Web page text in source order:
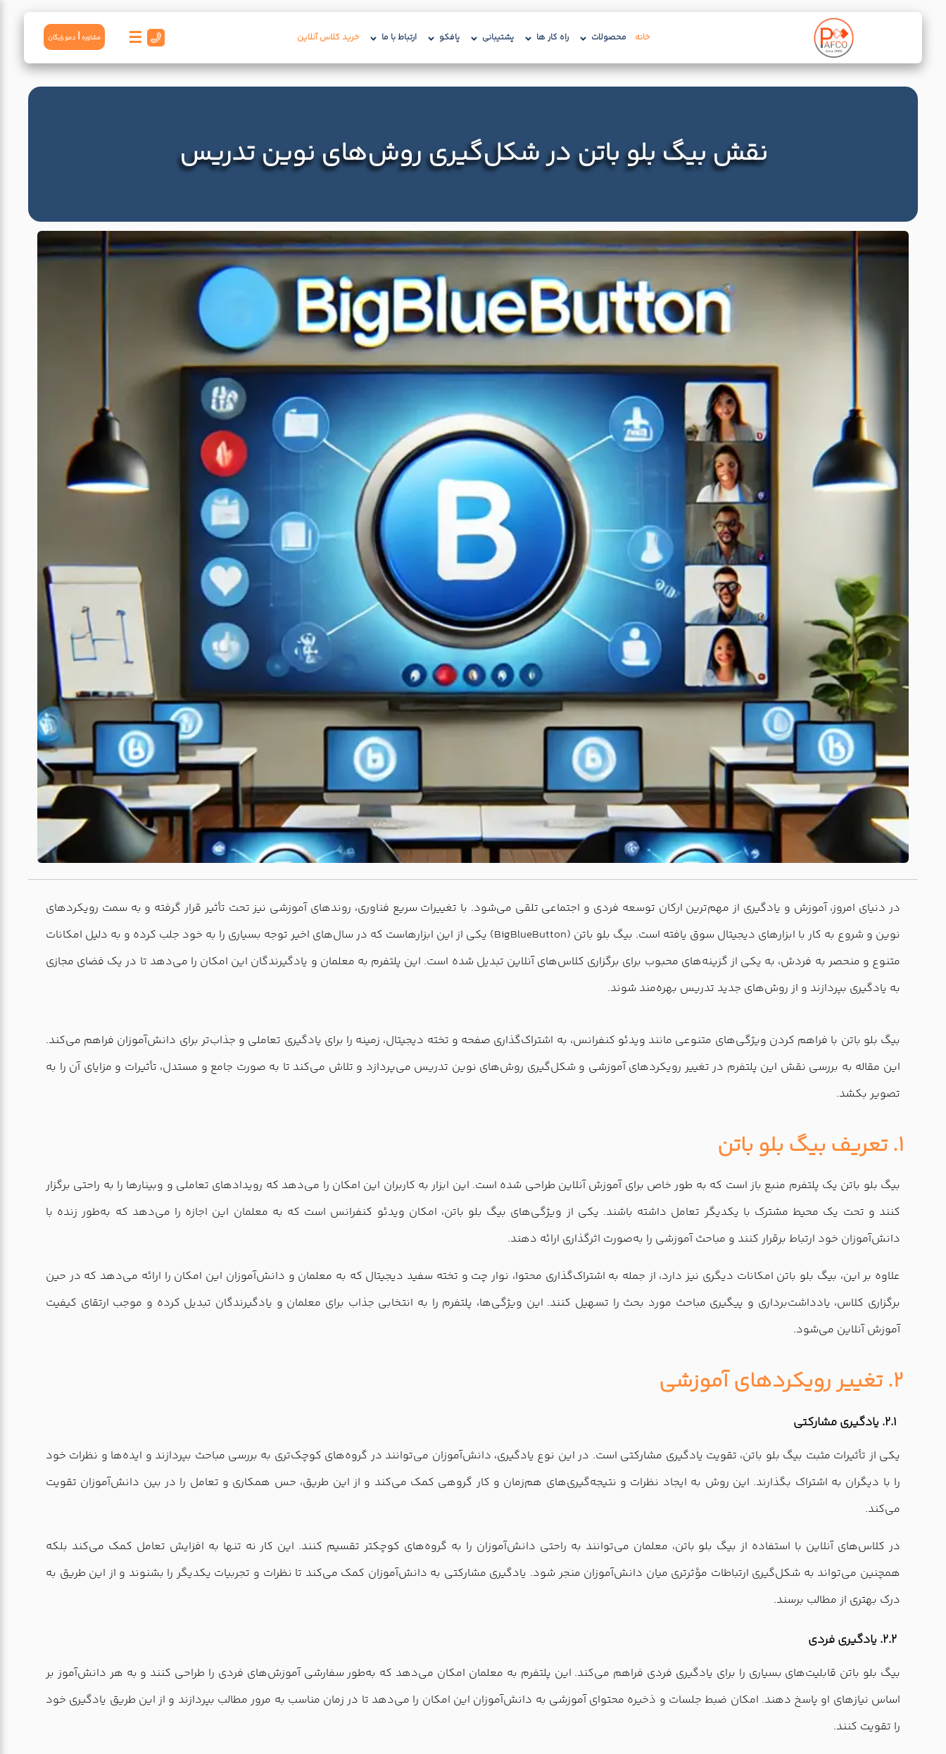
خانه محصولات راه کار ها پشتیبانی پافکو ارتباط با ما خرید کلاس آنلاین مشاوره | دمو رايگان ☰
نقش بیگ بلو باتن در شکل‌گیری روش‌های نوین تدریس
در دنیای امروز، آموزش و یادگیری از مهم‌ترین ارکان توسعه فردی و اجتماعی تلقی می‌شود. با تغییرات سریع فناوری، روندهای آموزشی نیز تحت تأثیر قرار گرفته و به سمت رویکردهای
نوین و شروع به کار با ابزارهای دیجیتال سوق یافته است. بیگ بلو باتن (BigBlueButton) یکی از این ابزارهاست که در سال‌های اخیر توجه بسیاری را به خود جلب کرده و به دلیل امکانات
متنوع و منحصر به فردش، به یکی از گزینه‌های محبوب برای برگزاری کلاس‌های آنلاین تبدیل شده است. این پلتفرم به معلمان و یادگیرندگان این امکان را می‌دهد تا در یک فضای مجازی
به یادگیری بپردازند و از روش‌های جدید تدریس بهره‌مند شوند.
بیگ بلو باتن با فراهم کردن ویژگی‌های متنوعی مانند ویدئو کنفرانس، به اشتراک‌گذاری صفحه و تخته دیجیتال، زمینه را برای یادگیری تعاملی و جذاب‌تر برای دانش‌آموزان فراهم می‌کند.
این مقاله به بررسی نقش این پلتفرم در تغییر رویکردهای آموزشی و شکل‌گیری روش‌های نوین تدریس می‌پردازد و تلاش می‌کند تا به صورت جامع و مستدل، تأثیرات و مزایای آن را به
تصویر بکشد.
1. تعریف بیگ بلو باتن
بیگ بلو باتن یک پلتفرم منبع باز است که به طور خاص برای آموزش آنلاین طراحی شده است. این ابزار به کاربران این امکان را می‌دهد که رویدادهای تعاملی و وبینارها را به راحتی برگزار
کنند و تحت یک محیط مشترک با یکدیگر تعامل داشته باشند. یکی از ویژگی‌های بیگ بلو باتن، امکان ویدئو کنفرانس است که به معلمان این اجازه را می‌دهد که به‌طور زنده با
دانش‌آموزان خود ارتباط برقرار کنند و مباحث آموزشی را به‌صورت اثرگذاری ارائه دهند.
علاوه بر این، بیگ بلو باتن امکانات دیگری نیز دارد، از جمله به اشتراک‌گذاری محتوا، نوار چت و تخته سفید دیجیتال که به معلمان و دانش‌آموزان این امکان را ارائه می‌دهد که در حین
برگزاری کلاس، یادداشت‌برداری و پیگیری مباحث مورد بحث را تسهیل کنند. این ویژگی‌ها، پلتفرم را به انتخابی جذاب برای معلمان و یادگیرندگان تبدیل کرده و موجب ارتقای کیفیت
آموزش آنلاین می‌شود.
2. تغییر رویکردهای آموزشی
2.1. یادگیری مشارکتی
یکی از تأثیرات مثبت بیگ بلو باتن، تقویت یادگیری مشارکتی است. در این نوع یادگیری، دانش‌آموزان می‌توانند در گروه‌های کوچک‌تری به بررسی مباحث بپردازند و ایده‌ها و نظرات خود
را با دیگران به اشتراک بگذارند. این روش به ایجاد نظرات و نتیجه‌گیری‌های هم‌زمان و کار گروهی کمک می‌کند و از این طریق، حس همکاری و تعامل را در بین دانش‌آموزان تقویت
می‌کند.
در کلاس‌های آنلاین با استفاده از بیگ بلو باتن، معلمان می‌توانند به راحتی دانش‌آموزان را به گروه‌های کوچکتر تقسیم کنند. این کار نه تنها به افزایش تعامل کمک می‌کند بلکه
همچنین می‌تواند به شکل‌گیری ارتباطات مؤثرتری میان دانش‌آموزان منجر شود. یادگیری مشارکتی به دانش‌آموزان کمک می‌کند تا نظرات و تجربیات یکدیگر را بشنوند و از این طریق به
درک بهتری از مطالب برسند.
2.2. یادگیری فردی
بیگ بلو باتن قابلیت‌های بسیاری را برای یادگیری فردی فراهم می‌کند. این پلتفرم به معلمان امکان می‌دهد که به‌طور سفارشی آموزش‌های فردی را طراحی کنند و به هر دانش‌آموز بر
اساس نیازهای او پاسخ دهند. امکان ضبط جلسات و ذخیره محتوای آموزشی به دانش‌آموزان این امکان را می‌دهد تا در زمان مناسب به مرور مطالب بپردازند و از این طریق یادگیری خود
را تقویت کنند.